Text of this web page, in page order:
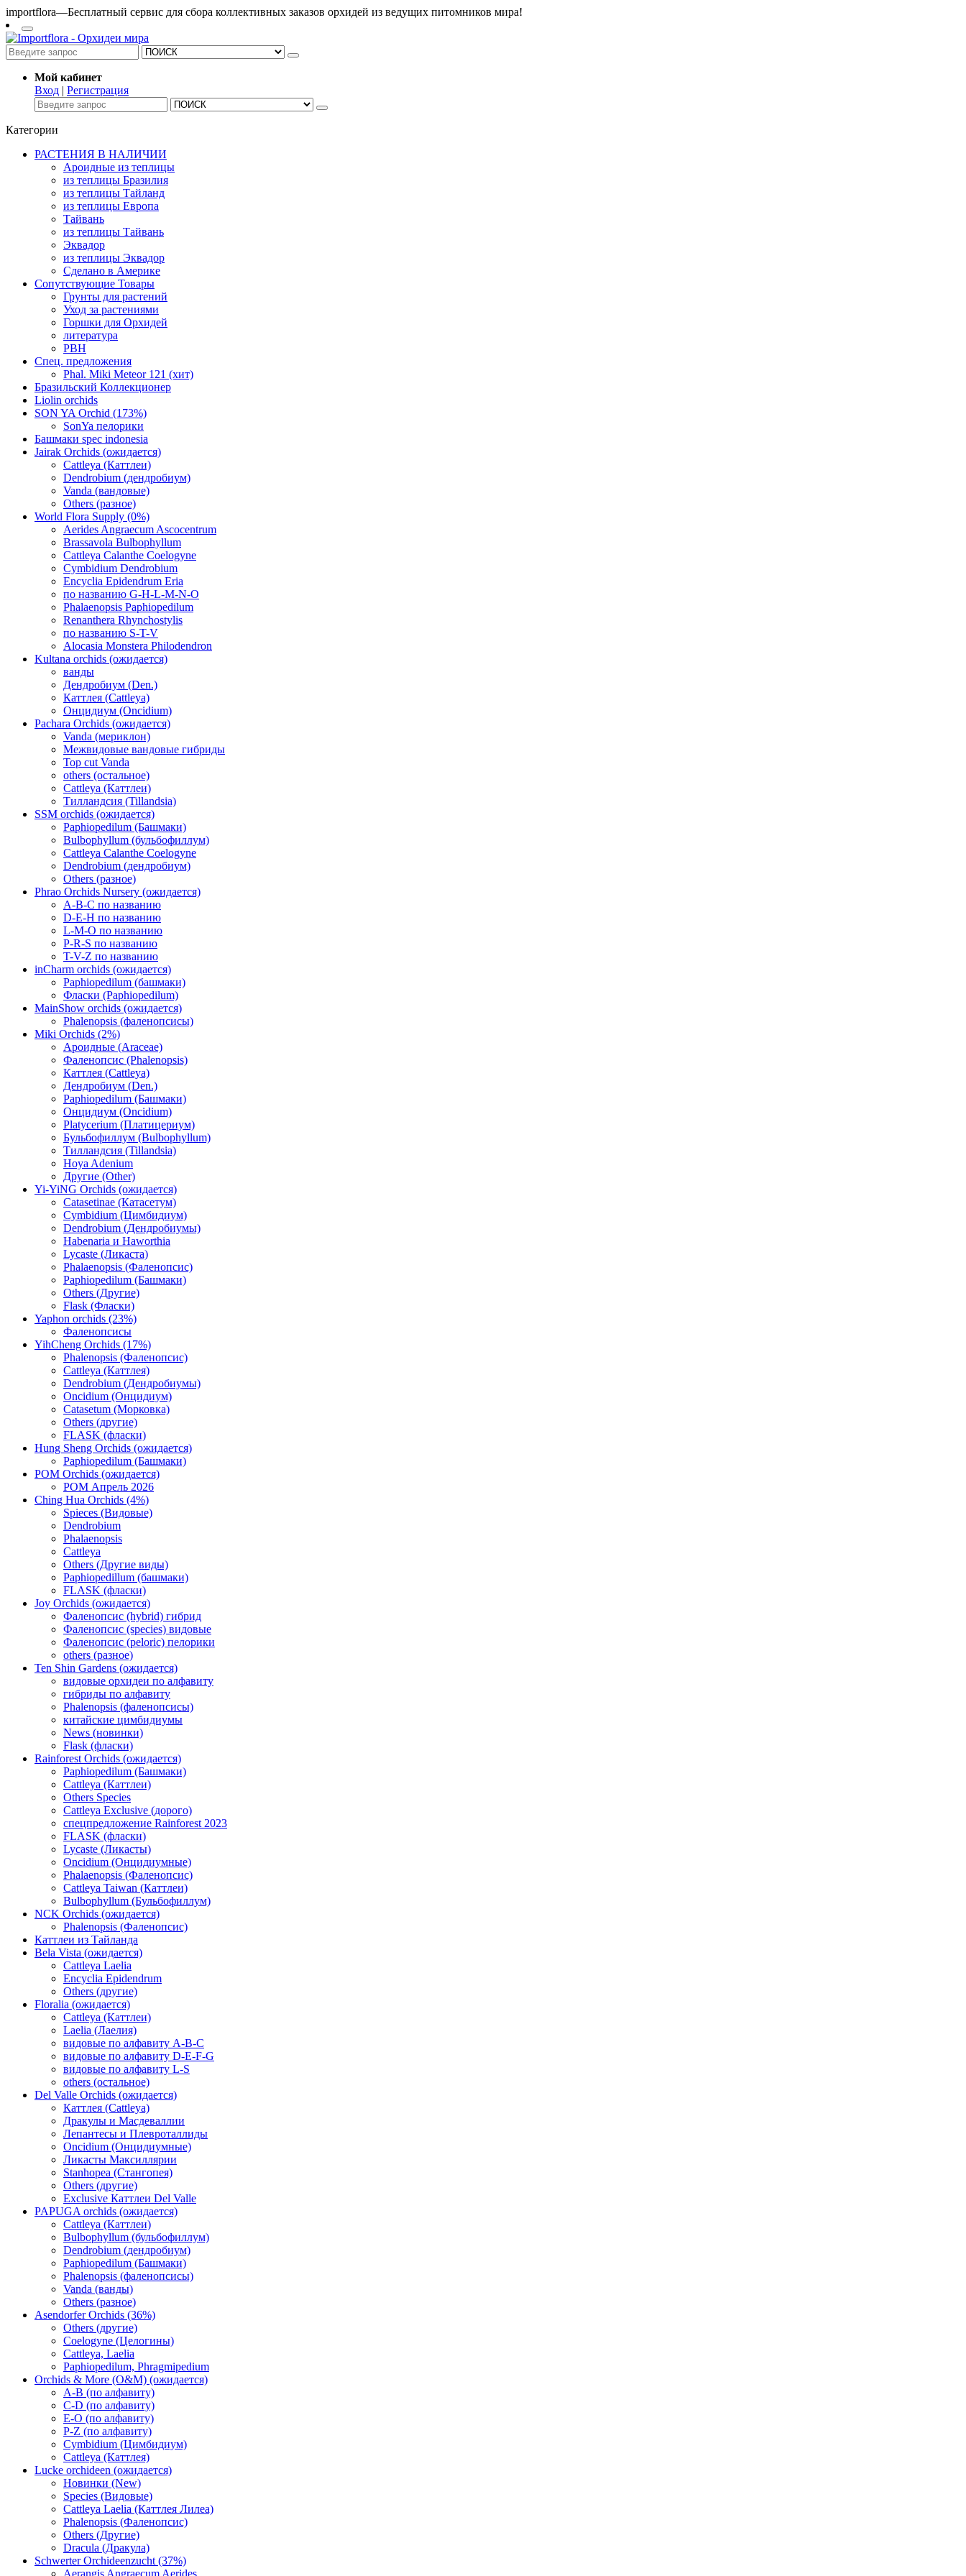
importflora—Бесплатный сервис для сбора коллективных заказов орхидей из ведущих питомников мира!
Мой кабинет
Вход | Регистрация
Категории
РАСТЕНИЯ В НАЛИЧИИ
Ароидные из теплицы
из теплицы Бразилия
из теплицы Тайланд
из теплицы Европа
Тайвань
из теплицы Тайвань
Эквадор
из теплицы Эквадор
Сделано в Америке
Сопутствующие Товары
Грунты для растений
Уход за растениями
Горшки для Орхидей
литература
РВН
Спец. предложения
Phal. Miki Meteor 121 (хит)
Бразильский Коллекционер
Liolin orchids
SON YA Orchid (173%)
SonYa пелорики
Башмаки spec indonesia
Jairak Orchids (ожидается)
Cattleya (Каттлеи)
Dendrobium (дендробиум)
Vanda (вандовые)
Others (разное)
World Flora Supply (0%)
Aerides Angraecum Ascocentrum
Brassavola Bulbophyllum
Cattleya Calanthe Coelogyne
Cymbidium Dendrobium
Encyclia Epidendrum Eria
по названию G-H-L-M-N-O
Phalaenopsis Paphiopedilum
Renanthera Rhynchostylis
по названию S-T-V
Alocasia Monstera Philodendron
Kultana orchids (ожидается)
ванды
Дендробиум (Den.)
Каттлея (Cattleya)
Онцидиум (Oncidium)
Pachara Orchids (ожидается)
Vanda (мериклон)
Межвидовые вандовые гибриды
Top cut Vanda
others (остальное)
Cattleya (Каттлеи)
Тилландсия (Tillandsia)
SSM orchids (ожидается)
Paphiopedilum (Башмаки)
Bulbophyllum (бульбофиллум)
Cattleya Calanthe Coelogyne
Dendrobium (дендробиум)
Others (разное)
Phrao Orchids Nursery (ожидается)
A-B-C по названию
D-E-H по названию
L-M-O по названию
P-R-S по названию
T-V-Z по названию
inCharm orchids (ожидается)
Paphiopedilum (башмаки)
Фласки (Paphiopedilum)
MainShow orchids (ожидается)
Phalenopsis (фаленопсисы)
Miki Orchids (2%)
Ароидные (Araceae)
Фаленопсис (Phalenopsis)
Каттлея (Cattleya)
Дендробиум (Den.)
Paphiopedilum (Башмаки)
Онцидиум (Oncidium)
Platycerium (Платицериум)
Бульбофиллум (Bulbophyllum)
Тилландсия (Tillandsia)
Hoya Adenium
Другие (Other)
Yi-YiNG Orchids (ожидается)
Catasetinae (Катасетум)
Cymbidium (Цимбидиум)
Dendrobium (Дендробиумы)
Habenaria и Haworthia
Lycaste (Ликаста)
Phalaenopsis (Фаленопсис)
Paphiopedilum (Башмаки)
Others (Другие)
Flask (Фласки)
Yaphon orchids (23%)
Фаленопсисы
YihCheng Orchids (17%)
Phalenopsis (Фаленопсис)
Cattleya (Каттлея)
Dendrobium (Дендробиумы)
Oncidium (Онцидиум)
Catasetum (Морковка)
Others (другие)
FLASK (фласки)
Hung Sheng Orchids (ожидается)
Paphiopedilum (Башмаки)
POM Orchids (ожидается)
POM Апрель 2026
Ching Hua Orchids (4%)
Spieces (Видовые)
Dendrobium
Phalaenopsis
Cattleya
Others (Другие виды)
Paphiopedillum (башмаки)
FLASK (фласки)
Joy Orchids (ожидается)
Фаленопсис (hybrid) гибрид
Фаленопсис (species) видовые
Фаленопсис (peloric) пелорики
others (разное)
Ten Shin Gardens (ожидается)
видовые орхидеи по алфавиту
гибриды по алфавиту
Phalenopsis (фаленопсисы)
китайские цимбидиумы
News (новинки)
Flask (фласки)
Rainforest Orchids (ожидается)
Paphiopedilum (Башмаки)
Cattleya (Каттлеи)
Others Species
Cattleya Exclusive (дорого)
спецпредложение Rainforest 2023
FLASK (фласки)
Lycaste (Ликасты)
Oncidium (Онцидиумные)
Phalaenopsis (Фаленопсис)
Cattleya Taiwan (Каттлеи)
Bulbophyllum (Бульбофиллум)
NCK Orchids (ожидается)
Phalenopsis (Фаленопсис)
Каттлеи из Тайланда
Bela Vista (ожидается)
Cattleya Laelia
Encyclia Epidendrum
Others (другие)
Floralia (ожидается)
Cattleya (Каттлеи)
Laelia (Лаелия)
видовые по алфавиту A-B-C
видовые по алфавиту D-E-F-G
видовые по алфавиту L-S
others (остальное)
Del Valle Orchids (ожидается)
Каттлея (Cattleya)
Дракулы и Масдеваллии
Лепантесы и Плевроталлиды
Oncidium (Онцидиумные)
Ликасты Максиллярии
Stanhopea (Стангопея)
Others (другие)
Exclusive Каттлеи Del Valle
PAPUGA orchids (ожидается)
Cattleya (Каттлеи)
Bulbophyllum (бульбофиллум)
Dendrobium (дендробиум)
Paphiopedilum (Башмаки)
Phalenopsis (фаленопсисы)
Vanda (ванды)
Others (разное)
Asendorfer Orchids (36%)
Others (другие)
Coelogyne (Целогины)
Cattleya, Laelia
Paphiopedilum, Phragmipedium
Orchids & More (O&M) (ожидается)
A-B (по алфавиту)
C-D (по алфавиту)
E-O (по алфавиту)
P-Z (по алфавиту)
Cymbidium (Цимбидиум)
Cattleya (Каттлея)
Lucke orchideen (ожидается)
Новинки (New)
Species (Видовые)
Cattleya Laelia (Каттлея Лилеа)
Phalenopsis (Фаленопсис)
Others (Другие)
Dracula (Дракула)
Schwerter Orchideenzucht (37%)
Aerangis Angraecum Aerides